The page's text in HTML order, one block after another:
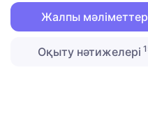
Жалпы мәліметтер
Оқыту нәтижелері